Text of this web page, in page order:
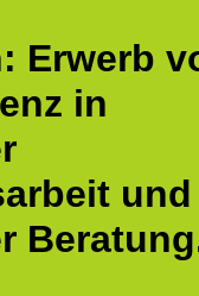
Erwerb
in
und